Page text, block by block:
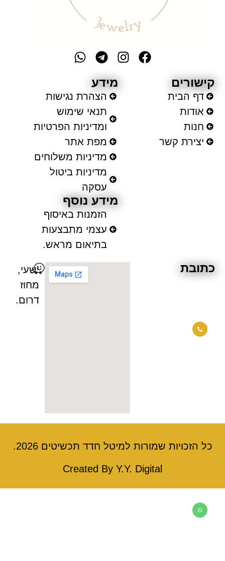
דף הבית
אודות
חנות
יצירת קשר
מידע
הצהרת נגישות
תנאי שימוש
ומדיניות הפרטיות
מפת אתר
מדיניות משלוחים
מדיניות ביטול
עסקה
מידע נוסף
הזמנות באיסוף
עצמי מתבצעות
בתיאום מראש.
ישעי,
מחוז
דרום.
כל הזכויות שמורות למיטל חדד תכשיטים 2026.
Created By Y.Y. Digital